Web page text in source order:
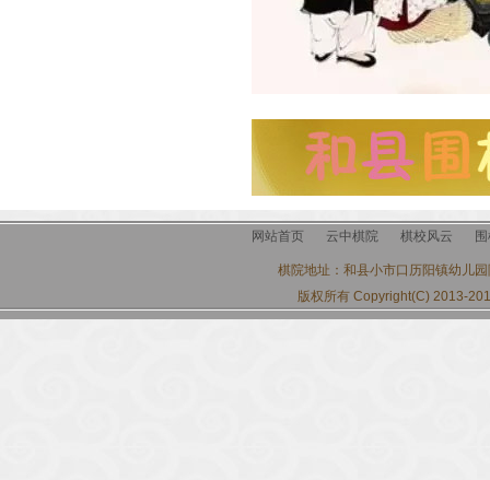
网站首页 云中棋院 棋校风云
棋院地址： 和县小市口历阳镇幼儿
版权所有 Copyright(C) 2013-